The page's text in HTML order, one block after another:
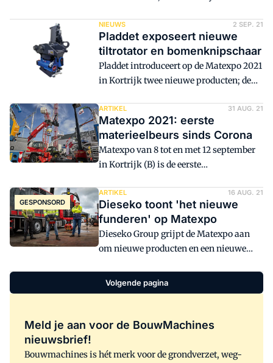
unieke online bakkenconfigurator. Via
de site van Steelwrist kan iedereen zijn
eigen model en vorm bak ontwerpen.
NIEUWS 2 SEP. 21
Pladdet exposeert nieuwe
tiltrotator en bomenknipschaar
Pladdet introduceert op de Matexpo 2021
in Kortrijk twee nieuwe producten; de
het Oostenrijkse merk Westtech en de
Zweedse SMP tiltrotator ST4. Deze
tiltrotator is de kleinste van de familie.
ARTIKEL 31 AUG. 21
Matexpo 2021: eerste
materieelbeurs sinds Corona
Matexpo van 8 tot en met 12 september
in Kortrijk (B) is de eerste
Corona uitbrak. Exposanten en
bezoekers lijken te snakken naar deze
mogelijkheid om elkaar weer fysiek te
ontmoeten. Als er ruimte was geweest,
had de beursorganisatie zelfs nog een
GESPONSORD
ARTIKEL 16 AUG. 21
Dieseko toont 'het nieuwe
funderen' op Matexpo
Dieseko Group grijpt de Matexpo aan
om nieuwe producten en een nieuwe
daarbij om het beperken van emissies,
geluiden en trillingen. Met innovaties,
maintenance wil het bedrijf klanten
Volgende pagina
Meld je aan voor de BouwMachines
nieuwsbrief!
Bouwmachines is hét merk voor de grondverzet, weg-